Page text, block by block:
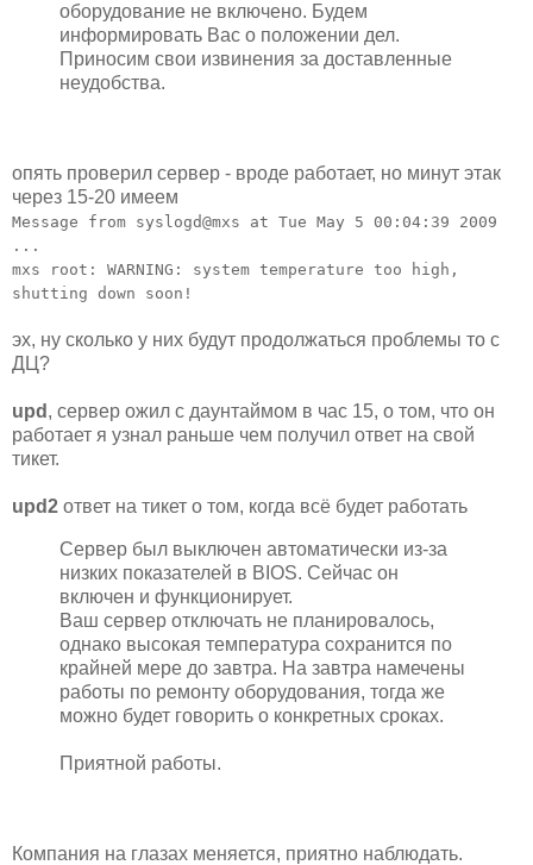
оборудование не включено. Будем
информировать Вас о положении дел.
Приносим свои извинения за доставленные
неудобства.
опять проверил сервер - вроде работает, но минут этак
через 15-20 имеем
Message from syslogd@mxs at Tue May 5 00:04:39 2009
...
mxs root: WARNING: system temperature too high,
shutting down soon!
эх, ну сколько у них будут продолжаться проблемы то с
ДЦ?
upd , сервер ожил с даунтаймом в час 15, о том, что он
работает я узнал раньше чем получил ответ на свой
тикет.
upd2 ответ на тикет о том, когда всё будет работать
Сервер был выключен автоматически из-за
низких показателей в BIOS. Сейчас он
включен и функционирует.
Ваш сервер отключать не планировалось,
однако высокая температура сохранится по
крайней мере до завтра. На завтра намечены
работы по ремонту оборудования, тогда же
можно будет говорить о конкретных сроках.
Приятной работы.
Компания на глазах меняется, приятно наблюдать.